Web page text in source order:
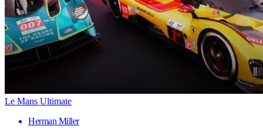
Le Mans Ultimate
Herman Miller